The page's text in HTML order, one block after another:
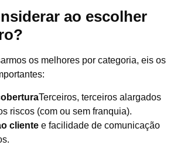
ao escolher
os melhores por categoria, eis os
Terceiros, terceiros alargados
riscos (com ou sem franquia).
cliente e facilidade de comunicação